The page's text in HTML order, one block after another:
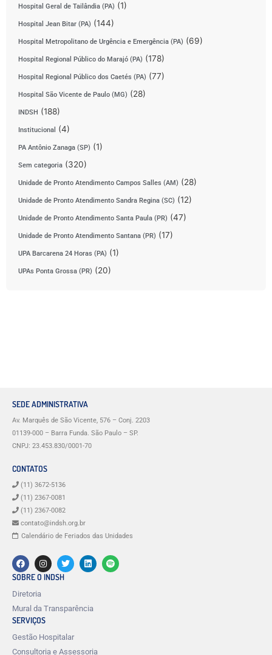
Hospital Geral de Tailândia (PA) (1)
Hospital Jean Bitar (PA) (144)
Hospital Metropolitano de Urgência e Emergência (PA) (69)
Hospital Regional Público do Marajó (PA) (178)
Hospital Regional Público dos Caetés (PA) (77)
Hospital São Vicente de Paulo (MG) (28)
INDSH (188)
Institucional (4)
PA Antônio Zanaga (SP) (1)
Sem categoria (320)
Unidade de Pronto Atendimento Campos Salles (AM) (28)
Unidade de Pronto Atendimento Sandra Regina (SC) (12)
Unidade de Pronto Atendimento Santa Paula (PR) (47)
Unidade de Pronto Atendimento Santana (PR) (17)
UPA Barcarena 24 Horas (PA) (1)
UPAs Ponta Grossa (PR) (20)
SEDE ADMINISTRATIVA
Av. Marquês de São Vicente, 576 – Conj. 2203
01139-000 – Barra Funda. São Paulo – SP.
CNPJ: 23.453.830/0001-70
CONTATOS
(11) 3672-5136
(11) 2367-0081
(11) 2367-0082
contato@indsh.org.br
Calendário de Feriados das Unidades
SOBRE O INDSH
Diretoria
Mural da Transparência
SERVIÇOS
Gestão Hospitalar
Consultoria e Assessoria